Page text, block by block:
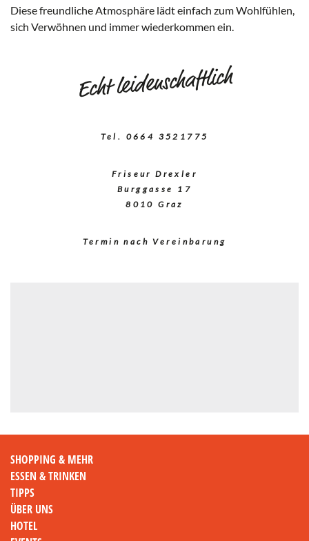
Diese freundliche Atmosphäre lädt einfach zum Wohlfühlen,
sich Verwöhnen und immer wiederkommen ein.
Echt leidenschaftlich
Tel. 0664 3521775
Friseur Drexler
Burggasse 17
8010 Graz
Termin nach Vereinbarung
SHOPPING & MEHR
ESSEN & TRINKEN
TIPPS
ÜBER UNS
HOTEL